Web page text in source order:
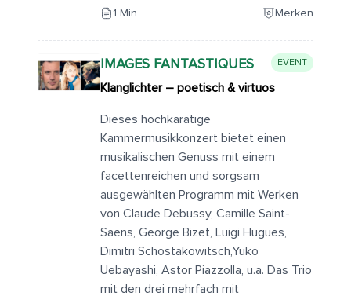
1 Min Merken
IMAGES FANTASTIQUES EVENT
Klanglichter – poetisch & virtuos
Dieses hochkarätige
Kammermusikkonzert bietet einen
musikalischen Genuss mit einem
facettenreichen und sorgsam
ausgewählten Programm mit Werken
von Claude Debussy, Camille Saint-
Saens, George Bizet, Luigi Hugues,
Dimitri Schostakowitsch,Yuko
Uebayashi, Astor Piazzolla, u.a. Das Trio
mit den drei mehrfach mit